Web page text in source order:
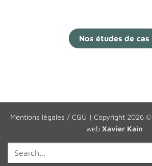
Nos études de cas
Mentions légales / CGU | Copyright 2026 ©
web Xavier Kain